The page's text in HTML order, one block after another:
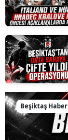
Beşiktaş Haber